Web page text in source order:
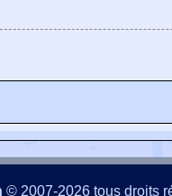
© 2007-2026 tous droits